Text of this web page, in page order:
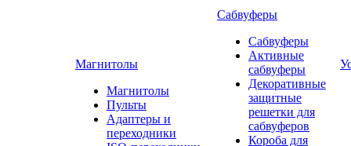
Магнитолы
Магнитолы
Пульты
Адаптеры и
переходники
Сабвуферы
Сабвуферы
Активные
сабвуферы
Декоративные
защитные
решетки для
сабвуферов
Короба для